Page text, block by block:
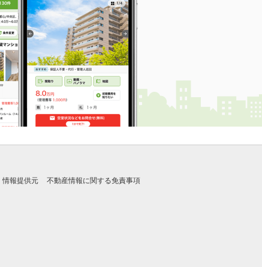
情報提供元 不動産情報に関する免責事項